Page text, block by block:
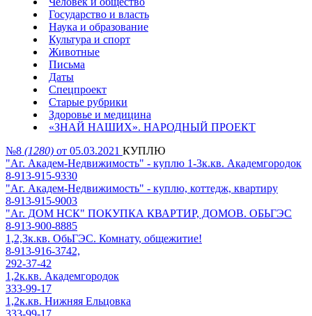
Государство и власть
Наука и образование
Культура и спорт
Животные
Письма
Даты
Спецпроект
Старые рубрики
Здоровье и медицина
«ЗНАЙ НАШИХ». НАРОДНЫЙ ПРОЕКТ
№8 (1280) от 05.03.2021 КУПЛЮ
"Аг. Академ-Недвижимость" - куплю 1-3к.кв. Академгородок
8-913-915-9330
"Аг. Академ-Недвижимость" - куплю, коттедж, квартиру
8-913-915-9003
"Аг. ДОМ НСК" ПОКУПКА КВАРТИР, ДОМОВ. ОБЬГЭС
8-913-900-8885
1,2,3к.кв. ОбьГЭС. Комнату, общежитие!
8-913-916-3742,
292-37-42
1,2к.кв. Академгородок
333-99-17
1,2к.кв. Нижняя Ельцовка
333-99-17